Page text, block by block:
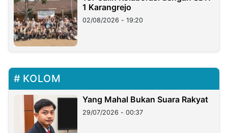
1 Karangrejo
02/08/2026 - 19:20
KOLOM
Yang Mahal Bukan Suara Rakyat
29/07/2026 - 00:37